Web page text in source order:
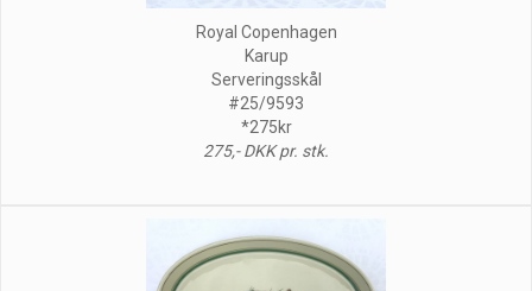
Royal Copenhagen
Karup
Serveringsskål
#25/9593
*275kr
275,- DKK pr. stk.